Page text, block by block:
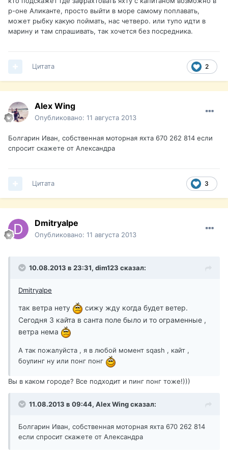
р-оне Аликанте, просто выйти в море самому поплавать,
может рыбку какую поймать, нас четверо. или тупо идти в
марину и там спрашивать, так хочется без посредника.
2
Цитата
Alex Wing
Опубликовано: 11 августа 2013
Болгарин Иван, собственная моторная яхта 670 262 814 если
спросит скажете от Александра
3
Цитата
Dmitryalpe
Опубликовано: 11 августа 2013
10.08.2013 в 23:31, dim123 сказал:
Dmitryalpe
так ветра нету
сижу жду когда будет ветер.
Сегодня 3 кайта в санта поле было и то ограменные ,
ветра нема
А так пожалуйста , я в любой момент sqash , кайт ,
боулинг ну или понг понг
Вы в каком городе? Все подходит и пинг понг тоже!)))
11.08.2013 в 09:44, Alex Wing сказал:
Болгарин Иван, собственная моторная яхта 670 262 814
если спросит скажете от Александра